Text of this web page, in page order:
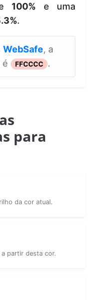
100% e uma
.
WebSafe, a
é
FFCCCC .
para
da cor atual.
a partir desta cor.